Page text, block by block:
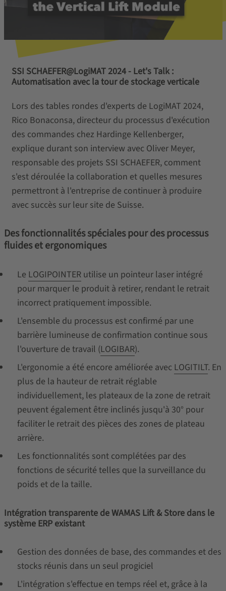
SSI SCHAEFER@LogiMAT 2024 - Let's Talk :
Automatisation avec la tour de stockage verticale
Lors des tables rondes d'experts de LogiMAT 2024,
Rico Bonaconsa, directeur du processus d'exécution
des commandes chez Hardinge Kellenberger,
explique durant son interview avec Oliver Meyer,
responsable des projets SSI SCHAEFER, comment
s'est déroulée la collaboration et quelles mesures
permettront à l'entreprise de continuer à produire
avec succès sur leur site de Suisse.
Des fonctionnalités spéciales pour des processus
fluides et ergonomiques
Le LOGIPOINTERutilise un pointeur laser intégré
pour marquer le produit à retirer, rendant le retrait
incorrect pratiquement impossible.
L'ensemble du processus est confirmé par une
barrière lumineuse de confirmation continue sous
l'ouverture de travail (LOGIBAR).
L'ergonomie a été encore améliorée avec LOGITILT. En
plus de la hauteur de retrait réglable
individuellement, les plateaux de la zone de retrait
peuvent également être inclinés jusqu'à 30° pour
faciliter le retrait des pièces des zones de plateau
arrière.
Les fonctionnalités sont complétées par des
fonctions de sécurité telles que la surveillance du
poids et de la taille.
Intégration transparente de WAMAS Lift & Store dans le
système ERP existant
Gestion des données de base, des commandes et des
stocks réunis dans un seul progiciel
L'intégration s'effectue en temps réel et, grâce à la